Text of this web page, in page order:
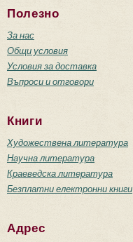
Полезно
За нас
Общи условия
Условия за доставка
Въпроси и отговори
Книги
Художествена литература
Научна литература
Краеведска литература
Безплатни електронни книги
Адрес